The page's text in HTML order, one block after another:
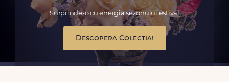
Surprinde-o cu energia sezonului estival
Descopera Colectia!